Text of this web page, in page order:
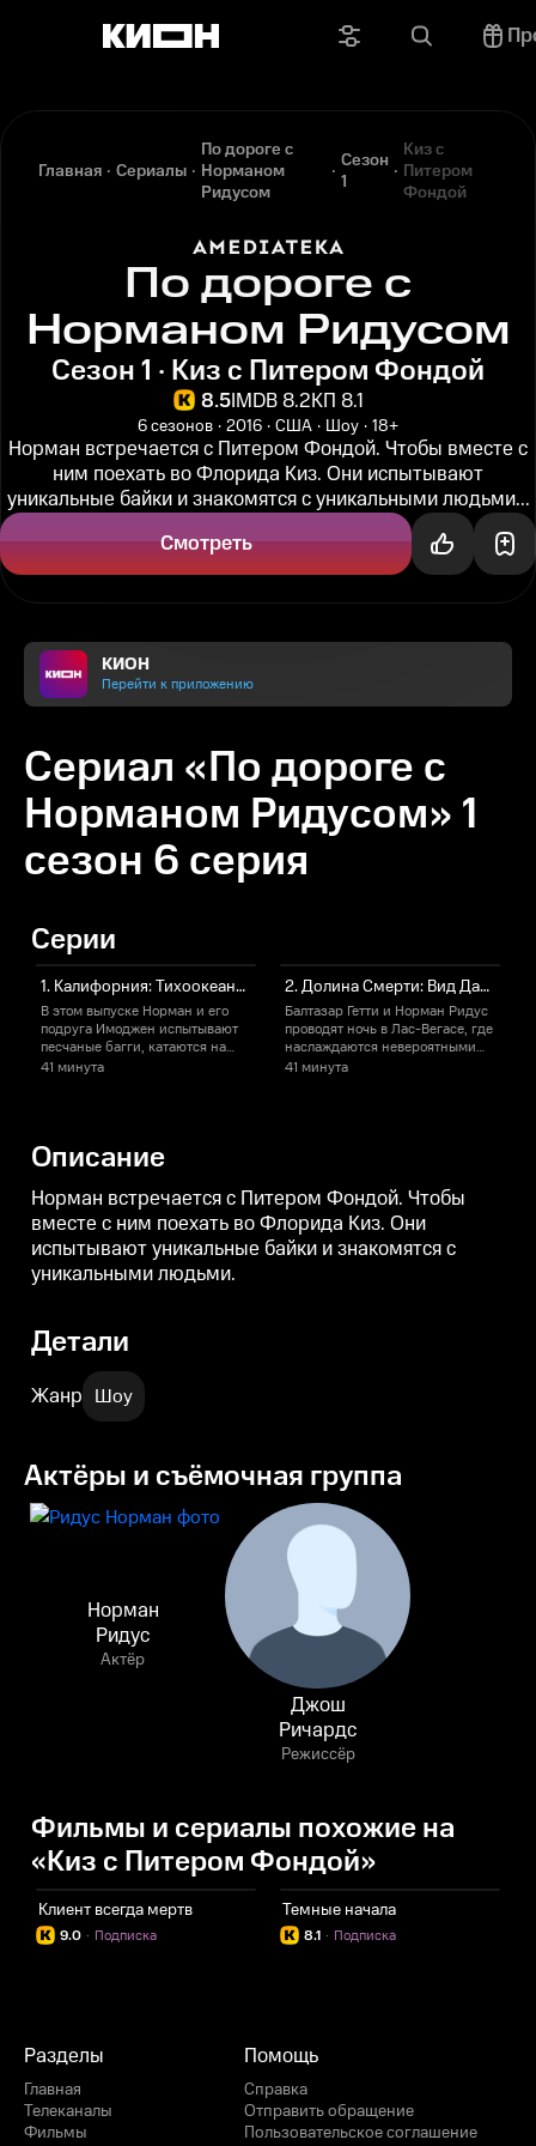
Главная Сериалы
По дороге с
Норманом
Ридусом
Сезон
1
Киз с
Питером
Фондой
По дороге с
Норманом Ридусом
Сезон 1 · Киз с Питером Фондой
8.5IMDB 8.2КП 8.1
6 сезонов 2016 США Шоу 18+
Норман встречается с Питером Фондой. Чтобы вместе с
ним поехать во Флорида Киз. Они испытывают
уникальные байки и знакомятся с уникальными людьми...
Смотреть
КИОН
Перейти к приложению
Сериал «По дороге с
Норманом Ридусом» 1
сезон 6 серия
Серии
1. Калифорния: Тихоокеанское шоссе
В этом выпуске Норман и его
подруга Имоджен испытывают
песчаные багги, катаются на
мотоцикле будущего и
41 минута
2. Долина Смерти: Вид Данте
Балтазар Гетти и Норман Ридус
проводят ночь в Лас-Вегасе, где
наслаждаются невероятными
пейзажами.
41 минута
Описание
Норман встречается с Питером Фондой. Чтобы
вместе с ним поехать во Флорида Киз. Они
испытывают уникальные байки и знакомятся с
уникальными людьми.
Детали
Жанр Шоу
Актёры и съёмочная группа
Норман
Ридус
Актёр
Джош
Ричардс
Режиссёр
Фильмы и сериалы похожие на
«Киз с Питером Фондой»
Клиент всегда мертв
9.0 Подписка
·
Темные начала
8.1 Подписка
·
Разделы
Главная
Телеканалы
Фильмы
Помощь
Справка
Отправить обращение
Пользовательское соглашение